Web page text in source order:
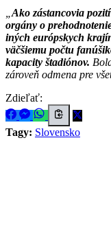
Ako zástancovia
orgány o
iných európskych
väčšiemu počtu
kapacity štadiónov.
zároveň odmena pre
Zdieľať:
Tagy: Slovensko